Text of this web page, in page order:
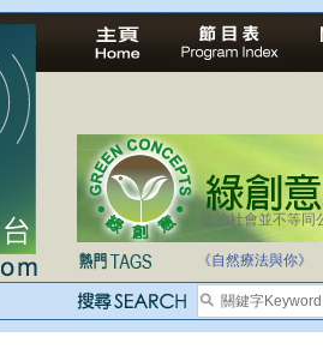
法治社會並不等同
《自然療法與你》